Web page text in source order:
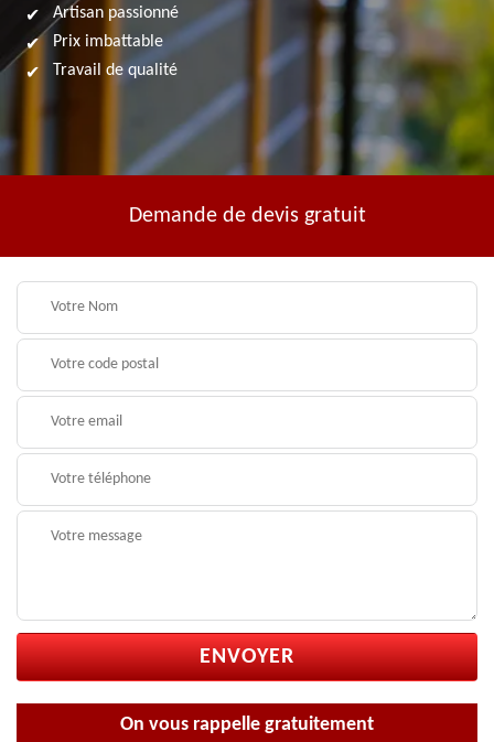
Artisan passionné
Prix imbattable
Travail de qualité
Demande de devis gratuit
On vous rappelle gratuitement